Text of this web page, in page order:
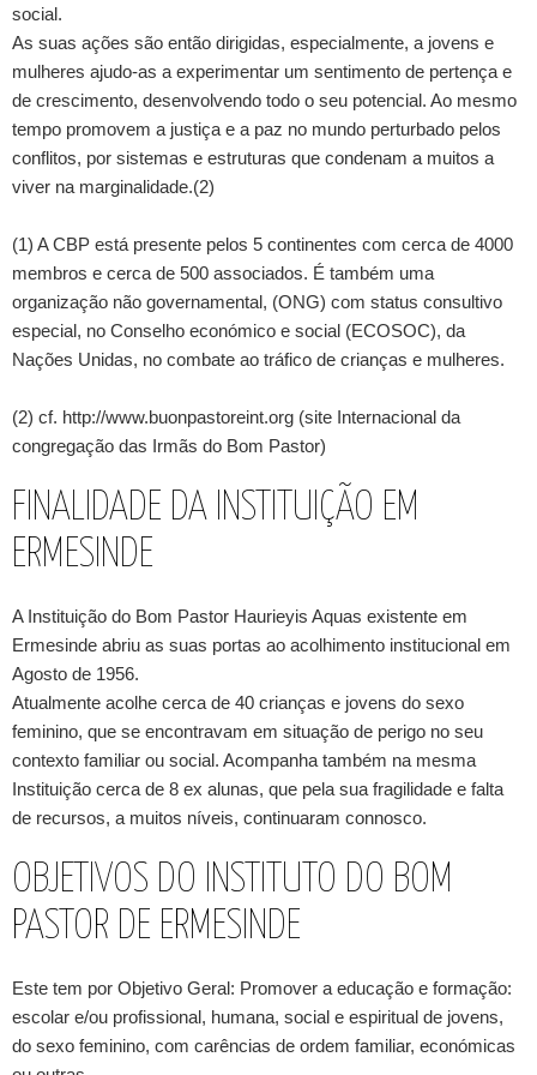
social.
As suas ações são então dirigidas, especialmente, a jovens e
mulheres ajudo-as a experimentar um sentimento de pertença e
de crescimento, desenvolvendo todo o seu potencial. Ao mesmo
tempo promovem a justiça e a paz no mundo perturbado pelos
conflitos, por sistemas e estruturas que condenam a muitos a
viver na marginalidade.(2)
(1) A CBP está presente pelos 5 continentes com cerca de 4000
membros e cerca de 500 associados. É também uma
organização não governamental, (ONG) com status consultivo
especial, no Conselho económico e social (ECOSOC), da
Nações Unidas, no combate ao tráfico de crianças e mulheres.
(2) cf. http://www.buonpastoreint.org (site Internacional da
congregação das Irmãs do Bom Pastor)
FINALIDADE DA INSTITUIÇÃO EM
ERMESINDE
A Instituição do Bom Pastor Haurieyis Aquas existente em
Ermesinde abriu as suas portas ao acolhimento institucional em
Agosto de 1956.
Atualmente acolhe cerca de 40 crianças e jovens do sexo
feminino, que se encontravam em situação de perigo no seu
contexto familiar ou social. Acompanha também na mesma
Instituição cerca de 8 ex alunas, que pela sua fragilidade e falta
de recursos, a muitos níveis, continuaram connosco.
OBJETIVOS DO INSTITUTO DO BOM
PASTOR DE ERMESINDE
Este tem por Objetivo Geral: Promover a educação e formação:
escolar e/ou profissional, humana, social e espiritual de jovens,
do sexo feminino, com carências de ordem familiar, económicas